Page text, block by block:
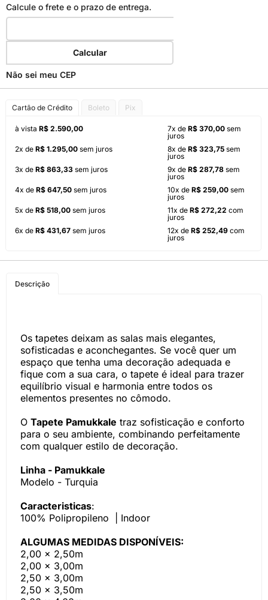
Calcule o frete e o prazo de entrega.
Calcular
Não sei meu CEP
Cartão de Crédito Boleto Pix
à vista R$ 2.590,00
2x de R$ 1.295,00 sem juros
3x de R$ 863,33 sem juros
4x de R$ 647,50 sem juros
5x de R$ 518,00 sem juros
6x de R$ 431,67 sem juros
7x de R$ 370,00 sem
juros
8x de R$ 323,75 sem
juros
9x de R$ 287,78 sem
juros
10x de R$ 259,00 sem
juros
11x de R$ 272,22 com
juros
12x de R$ 252,49 com
juros
Descrição
Os tapetes deixam as salas mais elegantes,
sofisticadas e aconchegantes. Se você quer um
espaço que tenha uma decoração adequada e
fique com a sua cara, o tapete é ideal para trazer
equilíbrio visual e harmonia entre todos os
elementos presentes no cômodo.
O Tapete Pamukkale traz sofisticação e conforto
para o seu ambiente, combinando perfeitamente
com qualquer estilo de decoração.
Linha - Pamukkale
Modelo - Turquia
Caracteristicas:
100% Polipropileno | Indoor
ALGUMAS MEDIDAS DISPONÍVEIS:
2,00 x 2,50m
2,00 x 3,00m
2,50 x 3,00m
2,50 x 3,50m